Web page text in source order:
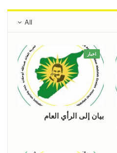
All
اخبار
بيان إلى الرأي العام